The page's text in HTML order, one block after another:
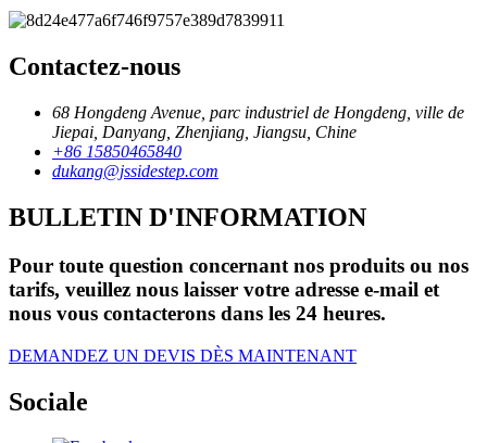
Contactez-nous
68 Hongdeng Avenue, parc industriel de Hongdeng, ville de
Jiepai, Danyang, Zhenjiang, Jiangsu, Chine
+86 15850465840
dukang@jssidestep.com
BULLETIN D'INFORMATION
Pour toute question concernant nos produits ou nos
tarifs, veuillez nous laisser votre adresse e-mail et
nous vous contacterons dans les 24 heures.
DEMANDEZ UN DEVIS DÈS MAINTENANT
Sociale